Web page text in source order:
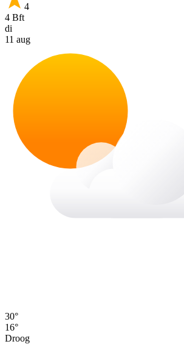
4
4 Bft
di
11 aug
30°
16°
Droog